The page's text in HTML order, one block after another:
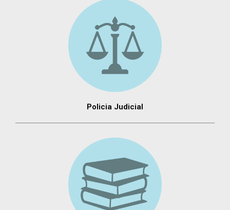
Policia Judicial